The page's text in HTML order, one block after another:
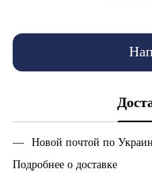
Новой почтой по
Подробнее о доставке